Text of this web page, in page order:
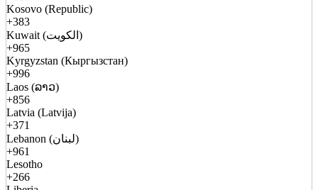
Kosovo (Republic)
+383
Kuwait (الكويت)
+965
Kyrgyzstan (Кыргызстан)
+996
Laos (ລາວ)
+856
Latvia (Latvija)
+371
Lebanon (لبنان)
+961
Lesotho
+266